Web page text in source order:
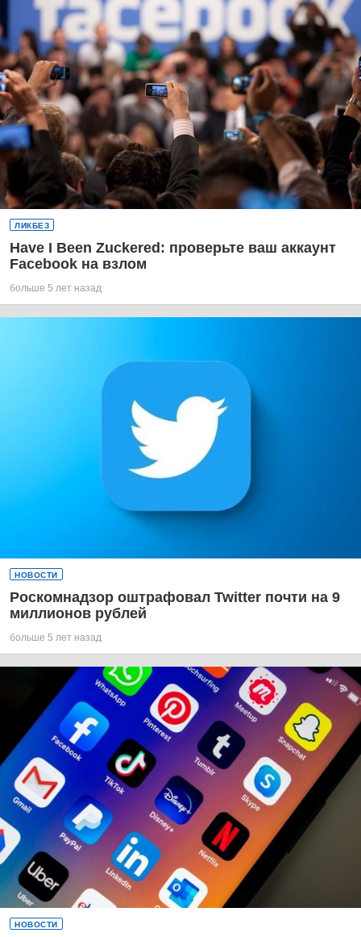
ЛИКБЕЗ
Have I Been Zuckered: проверьте ваш аккаунт
Facebook на взлом
больше 5 лет назад
НОВОСТИ
Роскомнадзор оштрафовал Twitter почти на 9
миллионов рублей
больше 5 лет назад
НОВОСТИ